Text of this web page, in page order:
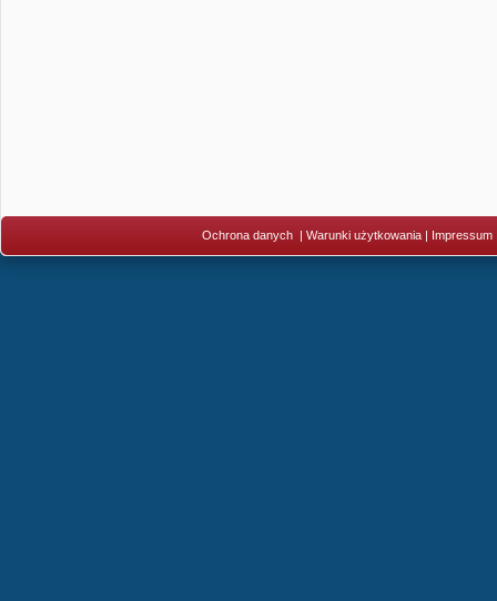
Ochrona danych | Warunki użytkowania | Impressum